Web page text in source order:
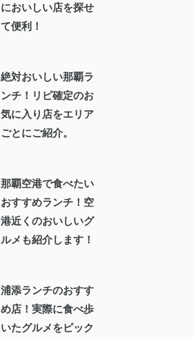
においしい店を探せ
て便利！
絶対おいしい那覇ラ
ンチ！リピ確定のお
気に入り店をエリア
ごとにご紹介。
那覇空港で食べたい
おすすめランチ！空
港近くのおいしいグ
ルメも紹介します！
浦添ランチのおすす
め店！実際に食べ歩
いたグルメをピック